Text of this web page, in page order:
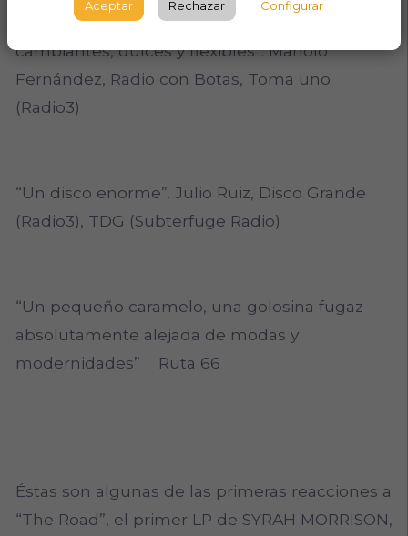
álbum de debut, The Road, tiene sabores
cambiantes, dulces y flexibles”. Manolo
Fernández, Radio con Botas, Toma uno
(Radio3)
“Un disco enorme”. Julio Ruiz, Disco Grande
(Radio3), TDG (Subterfuge Radio)
“Un pequeño caramelo, una golosina fugaz
absolutamente alejada de modas y
modernidades” Ruta 66
Éstas son algunas de las primeras reacciones a
“The Road”, el primer LP de SYRAH MORRISON,
Aceptar Rechazar Configurar